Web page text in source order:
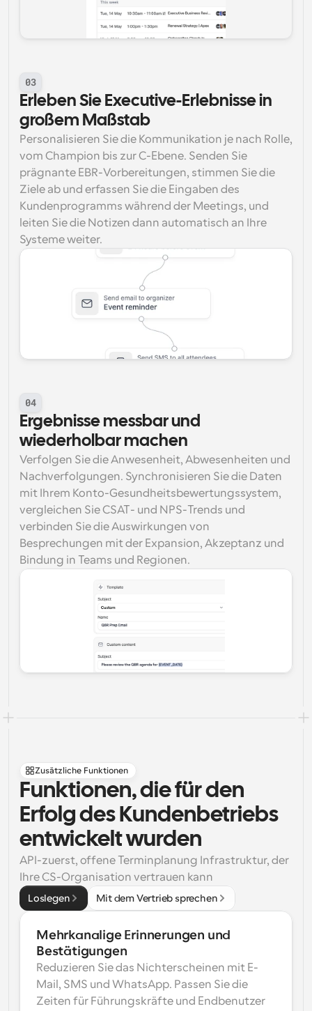
03
Erleben Sie Executive-Erlebnisse in
großem Maßstab
Personalisieren Sie die Kommunikation je nach Rolle,
vom Champion bis zur C-Ebene. Senden Sie
prägnante EBR-Vorbereitungen, stimmen Sie die
Ziele ab und erfassen Sie die Eingaben des
Kundenprogramms während der Meetings, und
leiten Sie die Notizen dann automatisch an Ihre
Systeme weiter.
04
Ergebnisse messbar und
wiederholbar machen
Verfolgen Sie die Anwesenheit, Abwesenheiten und
Nachverfolgungen. Synchronisieren Sie die Daten
mit Ihrem Konto-Gesundheitsbewertungssystem,
vergleichen Sie CSAT- und NPS-Trends und
verbinden Sie die Auswirkungen von
Besprechungen mit der Expansion, Akzeptanz und
Bindung in Teams und Regionen.
Zusätzliche Funktionen
Funktionen, die für den
Erfolg des Kundenbetriebs
entwickelt wurden
API-zuerst, offene Terminplanung Infrastruktur, der
Ihre CS-Organisation vertrauen kann
Loslegen Mit dem Vertrieb sprechen
Mehrkanalige Erinnerungen und
Bestätigungen
Reduzieren Sie das Nichterscheinen mit E-
Mail, SMS und WhatsApp. Passen Sie die
Zeiten für Führungskräfte und Endbenutzer